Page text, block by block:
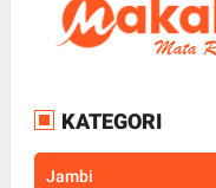
KATEGORI
Jambi